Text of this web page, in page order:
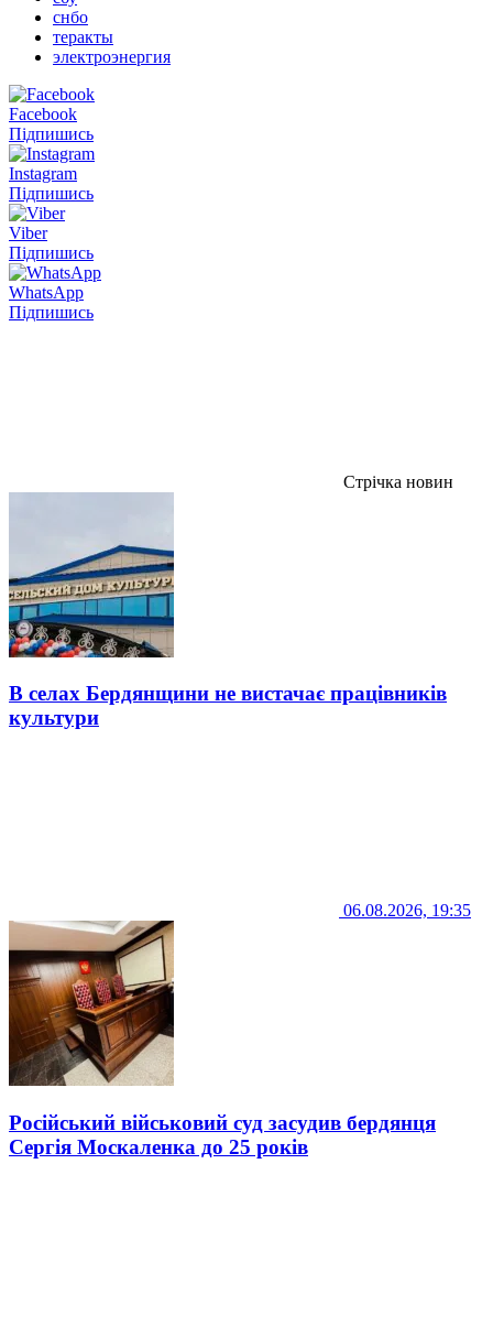
снбо
теракты
электроэнергия
Facebook
Підпишись
Instagram
Підпишись
Viber
Підпишись
WhatsApp
Підпишись
Стрічка новин
В селах Бердянщини не вистачає працівників
культури
06.08.2026, 19:35
Російський військовий суд засудив бердянця
Сергія Москаленка до 25 років